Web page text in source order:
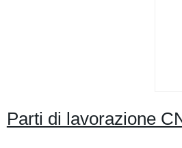
Parti di lavorazione